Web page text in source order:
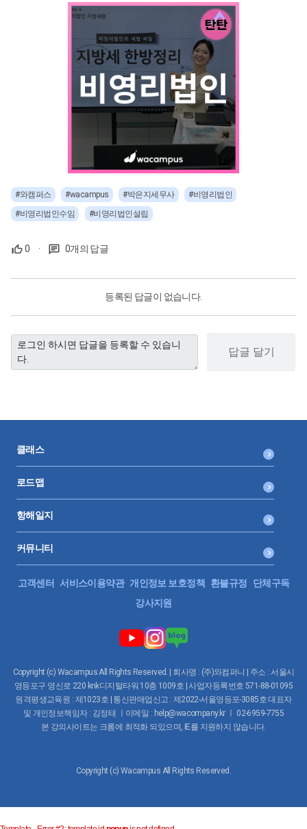
#와캠퍼스 #wacampus #박은지세무사
#비영리법인
#비영리법인수임
#비영리법인설립
0 · 0개의 답글
등록된 답글이 없습니다.
답글 달기
클래스
로드맵
항해일지
커뮤니티
고객센터 서비스이용약관 개인정보 보호정책 환불규정
단체구독
강사지원
Copyright (c) Wacampus All Rights Reserved. | 회사명 : (주)와컴퍼니 | 주소 : 서울시
영등포구 영신로 220 knk디지털타워 10층 1009호 | 사업자등록번호 571-88-01095
원격평생교육원 : 제1023호 | 통신판매업신고 : 제2022-서울영등포-3085호 대표자
및 개인정보책임자 : 김정태 ㅣ이메일 : help@wacompany.kr ㅣ 02-6959-7755
본 강의사이트는 크롬에 최적화 되있으며, IE를 지원하지 않습니다.
Copyright (c) Wacampus All Rights Reserved.